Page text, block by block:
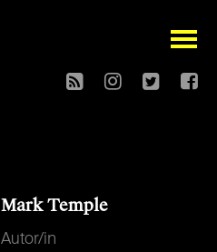
open
Mark Temple
Autor/in